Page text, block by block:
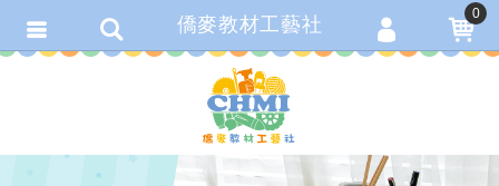
僑麥教材工藝社 0
會員登入
會員註冊
忘記密碼
繁體中文